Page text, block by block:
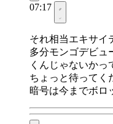
07:17
それ相当エキサイ
多分モンゴデビュ
くんじゃないかっ
ちょっと待ってく
暗号は今までボロ